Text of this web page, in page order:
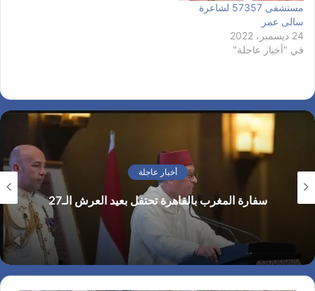
مستشفى 57357 لشاعرة
سالى عمر
24 ديسمبر، 2022
في "أخبار عاجلة"
أخبار عاجلة
سفارة المغرب بالقاهرة تحتفل بعيد العرش الـ27